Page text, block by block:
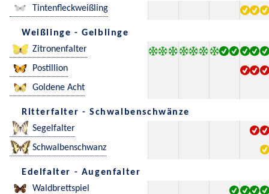
Tintenfleckweißling
Weißlinge - Gelblinge
Zitronenfalter
Postillion
Goldene Acht
Ritterfalter - Schwalbenschwänze
Segelfalter
Schwalbenschwanz
Edelfalter - Augenfalter
Waldbrettspiel